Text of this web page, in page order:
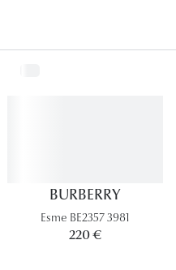
BURBERRY
Esme BE2357 3981
220 €